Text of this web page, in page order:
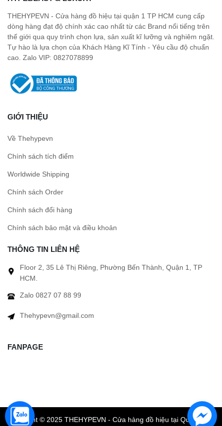
THEHYPEVN - Cửa hàng đồ hiệu tại quận 1 TP HCM cung cấp
dòng hàng đạt độ chính xác cao nhất từ các Brand nổi tiếng trên
thế giới qua quy trình chọn lựa, sản xuất kĩ lưỡng và nghiêm ngặt.
Tự hào là lựa chọn của Khách Hàng Kĩ Tính - Yêu cầu độ chuẩn
cao. Zalo VIP: 0827078899
GIỚI THIỆU
Về Thehypevn
Chính sách tích điểm
Worldwide Shipping
Chính sách Order
Chính sách đổi hàng
Chính sách bảo mật và điều khoản
THÔNG TIN LIÊN HỆ
Floor 2, 35 Lê Thị Riêng, Phường Bến Thành, Quận 1, TP
HCM.
Zalo 0827 07 88 99
Thehypevn@gmail.com
FANPAGE
Copyright © 2025 THEHYPEVN - Cửa hàng đồ hiệu tại Quận 1 TP